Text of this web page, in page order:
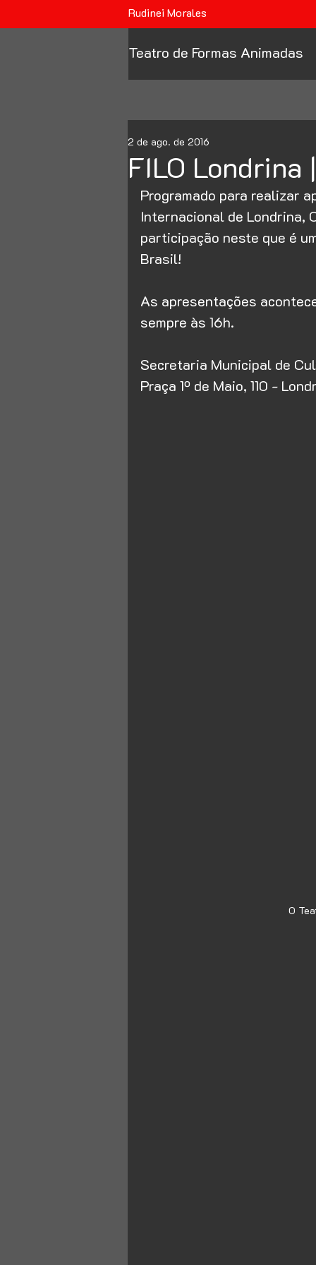
Teatro de Formas Animadas
Rudinei Morales
FILO Londrina
2 de ago. de 2016
Programado para realizar
Internacional de Londrina,
participação neste que é
Brasil!
As apresentações
sempre às 16h.
Secretaria Municipal de
Praça 1º de Maio, 110 -
O